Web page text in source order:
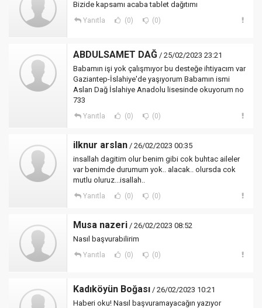
Bizide kapsamı acaba tablet dağıtımı
Yanıtla (0) (0)
ABDULSAMET DAĞ / 25/02/2023 23:21
Babamın işi yok çalışmıyor bu desteğe ihtiyacım var
Gaziantep-İslahiye'de yaşıyorum Babamın ismi
Aslan Dağ İslahiye Anadolu lisesinde okuyorum no
733
Yanıtla (0) (0)
ilknur arslan / 26/02/2023 00:35
insallah dagitim olur benim gibi cok buhtac aileler
var benimde durumum yok.. alacak.. olursda cok
mutlu oluruz...isallah..
Yanıtla (0) (0)
Musa nazeri / 26/02/2023 08:52
Nasıl başvurabilirim
Yanıtla (0) (0)
Kadıköyün Boğası / 26/02/2023 10:21
Haberi oku! Nasıl başvuramayacağın yazıyor